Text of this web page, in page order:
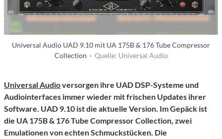
Universal Audio UAD 9.10 mit UA 175B & 176 Tube Compressor
Collection · Quelle: Universal Audio
Universal Audioversorgen ihre UAD DSP-Systeme und
Audiointerfaces immer wieder mit frischen Updates ihrer
Software. UAD 9.10 ist die aktuelle Version. Im Gepäck ist
die UA 175B & 176 Tube Compressor Collection, zwei
Emulationen von echten Schmuckstücken. Die